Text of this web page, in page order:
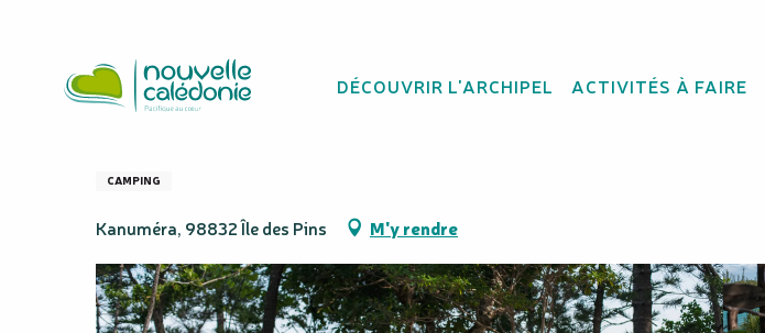
principal
DÉCOUVRIR L'ARCHIPEL ACTIVITÉS À FAIRE
Chez Lylone - Camping
CAMPING
Kanuméra, 98832 Île des Pins M'y rendre